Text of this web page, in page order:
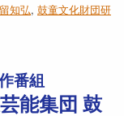
知弘, 鼓童文化財団研
番組
能集団 鼓